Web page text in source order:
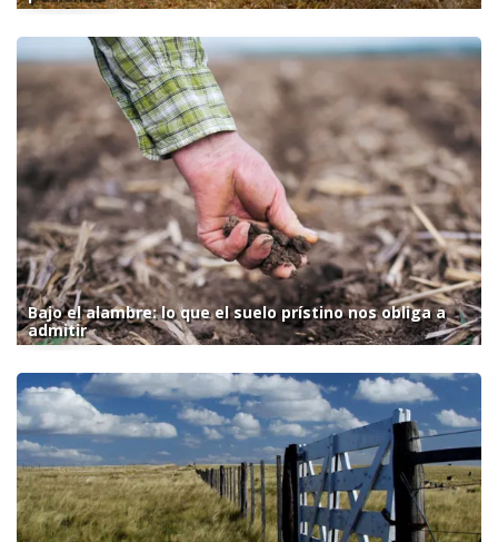
Bajo el alambre: lo que el suelo prístino nos obliga a
admitir